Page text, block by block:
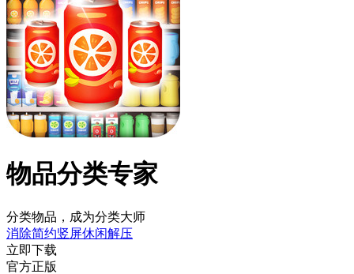
物品分类专家
分类物品，成为分类大师
消除简约竖屏休闲解压
立即下载
官方正版